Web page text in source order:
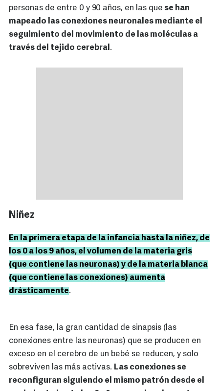
personas de entre 0 y 90 años, en las que se han
mapeado las conexiones neuronales mediante el
seguimiento del movimiento de las moléculas a
través del tejido cerebral.
Niñez
En la primera etapa de la infancia hasta la niñez, de
los 0 a los 9 años, el volumen de la materia gris
(que contiene las neuronas) y de la materia blanca
(que contiene las conexiones) aumenta
drásticamente.
En esa fase, la gran cantidad de sinapsis (las
conexiones entre las neuronas) que se producen en
exceso en el cerebro de un bebé se reducen, y solo
sobreviven las más activas. Las conexiones se
reconfiguran siguiendo el mismo patrón desde el